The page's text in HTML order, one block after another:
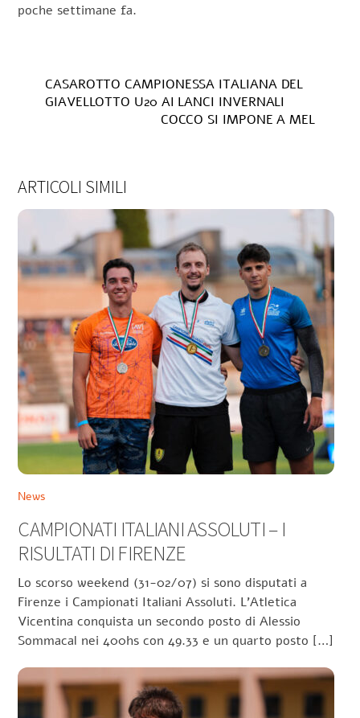
poche settimane fa.
CASAROTTO CAMPIONESSA ITALIANA DEL
GIAVELLOTTO U20 AI LANCI INVERNALI
COCCO SI IMPONE A MEL
ARTICOLI SIMILI
News
CAMPIONATI ITALIANI ASSOLUTI – I
RISULTATI DI FIRENZE
Lo scorso weekend (31-02/07) si sono disputati a
Firenze i Campionati Italiani Assoluti. L’Atletica
Vicentina conquista un secondo posto di Alessio
Sommacal nei 400hs con 49.33 e un quarto posto […]